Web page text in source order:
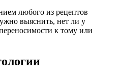
любого из рецептов
выяснить, нет ли у
к тому или